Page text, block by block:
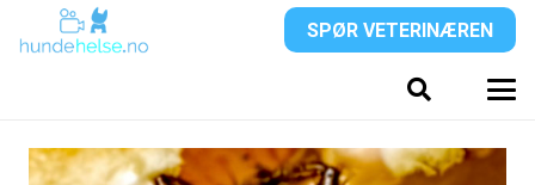
SPØR VETERINÆREN